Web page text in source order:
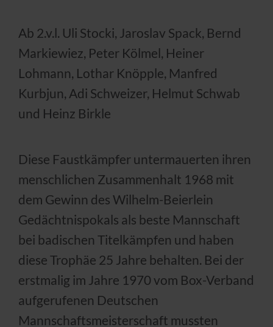
Ab 2.v.l. Uli Stocki, Jaroslav Spack, Bernd
Markiewiez, Peter Kölmel, Heiner
Lohmann, Lothar Knöpple, Manfred
Kurbjun, Adi Schweizer, Helmut Schwab
und Heinz Birkle
Diese Faustkämpfer untermauerten ihren
menschlichen Zusammenhalt 1968 mit
dem Gewinn des Wilhelm-Beierlein
Gedächtnispokals als beste Mannschaft
bei badischen Titelkämpfen und haben
diese Trophäe 25 Jahre behalten. Bei der
erstmalig im Jahre 1970 vom Box-Verband
aufgerufenen Deutschen
Mannschaftsmeisterschaft mussten